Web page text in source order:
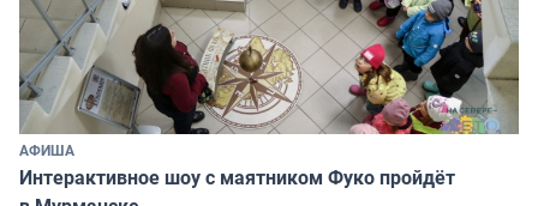
АФИША
Интерактивное шоу с маятником Фуко пройдёт